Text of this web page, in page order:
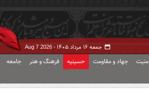
جمعه ۱۶ مرداد ۱۴۰۵ - Aug 7 2026
جهاد و مقاومت حسینیه فرهنگ و هنر جامعه